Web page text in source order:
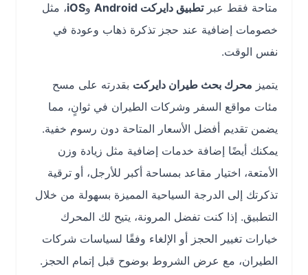
متاحة فقط عبرتطبيق دايركت Android وiOS ، مثل
خصومات إضافية عند حجز تذكرة ذهاب وعودة في
نفس الوقت.
محرك بحث طيران دايركتبقدرته على مسح
مئات مواقع السفر وشركات الطيران في ثوانٍ، مما
يضمن تقديم أفضل الأسعار المتاحة دون رسوم خفية.
يمكنك أيضًا إضافة خدمات إضافية مثل زيادة وزن
الأمتعة، اختيار مقاعد بمساحة أكبر للأرجل، أو ترقية
تذكرتك إلى الدرجة السياحية المميزة بسهولة من خلال
التطبيق. إذا كنت تفضل المرونة، يتيح لك المحرك
خيارات تغيير الحجز أو الإلغاء وفقًا لسياسات شركات
الطيران، مع عرض الشروط بوضوح قبل إتمام الحجز.